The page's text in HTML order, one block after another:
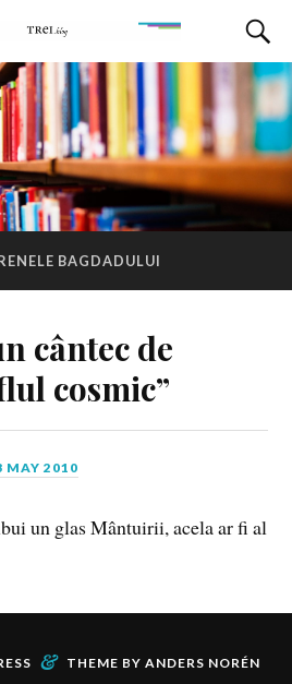
BAGDADULUI
cântec de
cosmic”
MAY 2010
un glas Mântuirii, acela ar fi al
& THEME BY ANDERS NORÉN